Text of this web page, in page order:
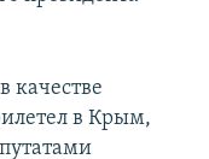
качестве
в Крым,